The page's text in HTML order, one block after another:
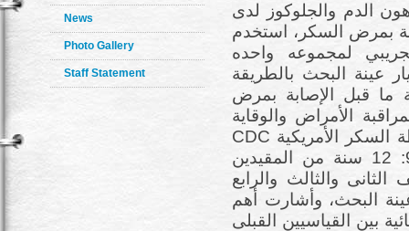
News
Photo Gallery
Staff Statement
الدم والجلوكوز لدى
بمرض السكر، استخدم
لمجموعه واحده
عينة البحث بالطريقة
ما قبل الإصابة بمرض
الأمراض والوقاية
CDC ورابطة السكر الأمريكية ADA ، فى شأن «نسبة سكر الدم» -
وعددهم (10) تلاميذ أعمارهم تتراوح من 9: 12 سنة من المقيدين
والثالث والرابع
البحث، وأشارت أهم
إحصائية بين القياسيين القبلى